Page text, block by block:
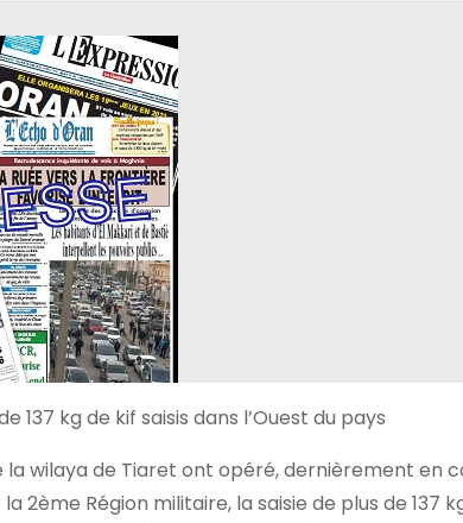
de 137 kg de kif saisis dans l’Ouest du pays
la wilaya de Tiaret ont opéré, dernièrement en
2ème Région militaire, la saisie de plus de 137